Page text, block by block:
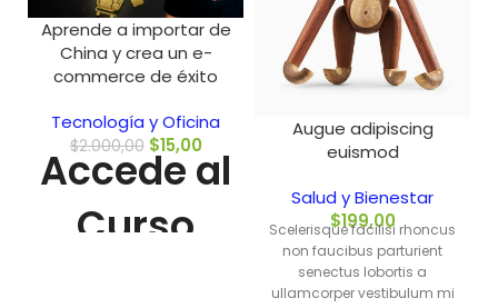
Aprende a importar de
China y crea un e-
commerce de éxito
Tecnología y Oficina
$2.000,00 $15,00
Accede al
Curso
Augue adipiscing
euismod
Salud y Bienestar
$199,00
Scelerisque facilisi rhoncus
non faucibus parturient
senectus lobortis a
ullamcorper vestibulum mi